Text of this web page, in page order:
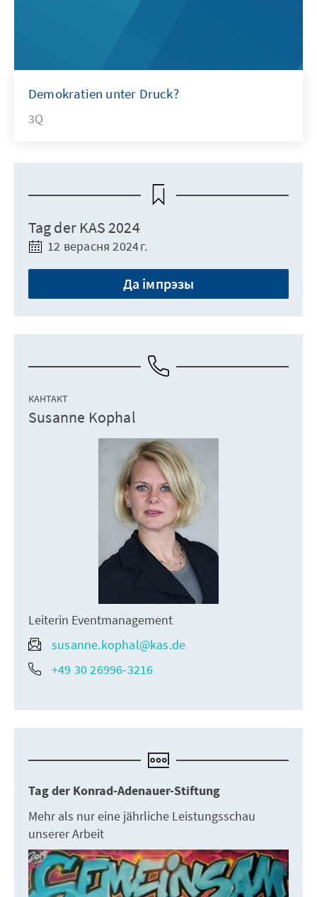
Demokratien unter Druck?
3Q
Tag der KAS 2024
12 верасня 2024 г.
Да імпрэзы
КАНТАКТ
Susanne Kophal
Leiterin Eventmanagement
susanne.kophal@kas.de
+49 30 26996-3216
Tag der Konrad-Adenauer-Stiftung
Mehr als nur eine jährliche Leistungsschau
unserer Arbeit